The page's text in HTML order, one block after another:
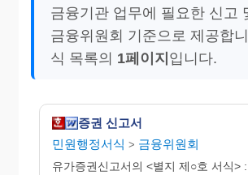
금융기관 업무에 필요한 신고
금융위원회 기준으로 제공합
식 목록의 1페이지 입니다.
증권 신고서
민원행정서식 > 금융위원회
유가증권신고서의 <별지 제○호 서식>